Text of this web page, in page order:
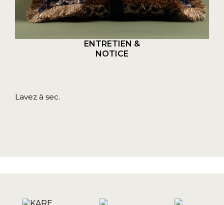
ENTRETIEN &
NOTICE
Lavez à sec.